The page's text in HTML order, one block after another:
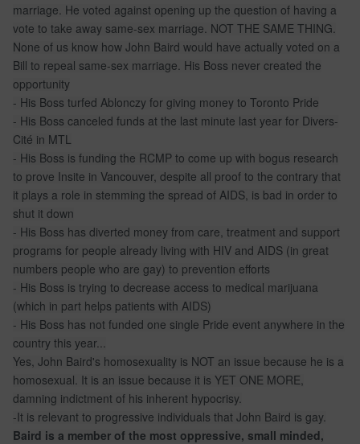
marriage. He voted against opening up the question of having a
vote to take away same-sex marriage. NOT THE SAME THING.
None of us know how John Baird would have actually voted on a
Bill to repeal same-sex marriage. His Boss never created the
opportunity
- His Boss turfed Ablonczy for giving money to Toronto Pride
- His Boss canceled funds at the last minute last year for Divers-
Cité in MTL
- His Boss is funding the RCMP to come up with bogus research
to prove Insite in Vancouver, despite all proof to the contrary that
it plays a role in stemming the spread of AIDS, is bad in order to
shut it down
- His Boss has diverted money from care, treatment and support
programs for people already living with HIV and AIDS (in great
numbers people who are gay) to prevention efforts
- His Boss is trying to decrease access to medical marijuana
(which in part helps patients with AIDS)
- His Boss has not funded one single Pride event anywhere in the
country this year...
Yes, John Baird's homosexuality is NOT an issue because he is a
homosexual. It is an issue because it is YET ONE MORE,
damning indictment of his inherent hypocrisy.
-It is relevant to progressive individuals that John Baird is gay.
Baird is a member of the most oppressive, small minded,